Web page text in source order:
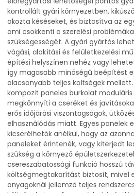
kontrollált gyári környezetben,
okozta késéseket, és biztosítva az
ami csökkenti a szerelési
szükségességét. A gyári gyártás
vágási, alakítási és felületkezelési
építési helyszínen nehéz vagy
így magasabb minőségű beépítést
alacsonyabb teljes költségek
kompozit paneles burkolat
megkönnyíti a cseréket és
erős időjárási viszontagságok,
elhasználódás miatt. Egyes panelek
kicserélhetők anélkül, hogy az
paneleket érintenék, vagy kiterjedt
szükség a környező
csereszabatossági funkció hosszú
költségmegtakarítást biztosít, mivel
anyagoknál jellemző teljes